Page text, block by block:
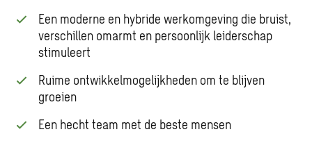
Een moderne en hybride werkomgeving die bruist,
verschillen omarmt en persoonlijk leiderschap
stimuleert
Ruime ontwikkelmogelijkheden om te blijven
groeien
Een hecht team met de beste mensen